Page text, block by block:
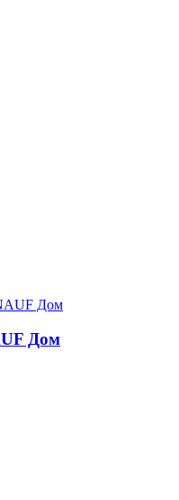
Дом